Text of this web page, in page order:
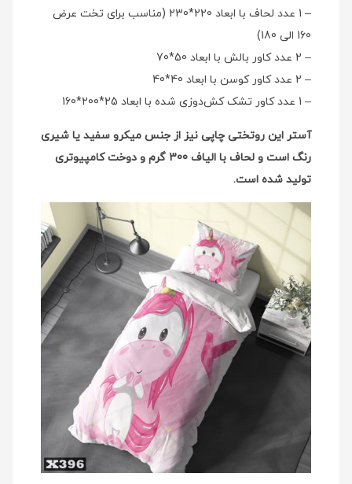
– 1 عدد لحاف با ابعاد 220*230 (مناسب برای تخت عرض
160 الی 180)
– 2 عدد کاور بالش با ابعاد 50*70
– 2 عدد کاور کوسن با ابعاد 40*40
– 1 عدد کاور تشک کش‌دوزی شده با ابعاد 25*200*160
آستر این روتختی چاپی نیز از جنس میکرو سفید یا شیری
رنگ است و لحاف با الیاف 300 گرم و دوخت کامپیوتری
تولید شده است.